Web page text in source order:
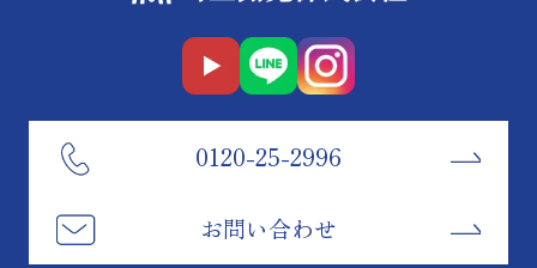
0120-25-2996
お問い合わせ